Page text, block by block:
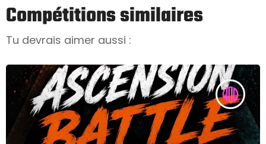
Compétitions similaires
Tu devrais aimer aussi :